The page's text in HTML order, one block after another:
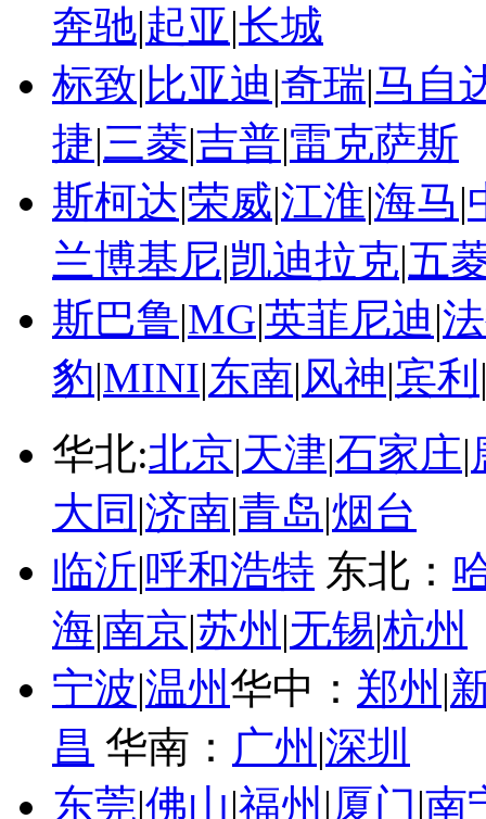
奔驰|起亚|长城
标致| 比亚迪|奇瑞|马自
捷|三菱|吉普|雷克萨斯
斯柯达|荣威|江淮|海马|
兰博基尼|凯迪拉克|五
斯巴鲁|MG|英菲尼迪|
豹|MINI|东南|风神|宾利
华北:北京|天津|石家庄|
大同 |济南|青岛|烟台
临沂|呼和浩特 东北：
海|南京|苏州 |无锡|杭州
宁波|温州华中： 郑州 |
昌 华南： 广州 |深圳
东莞|佛山|福州 |厦门|南